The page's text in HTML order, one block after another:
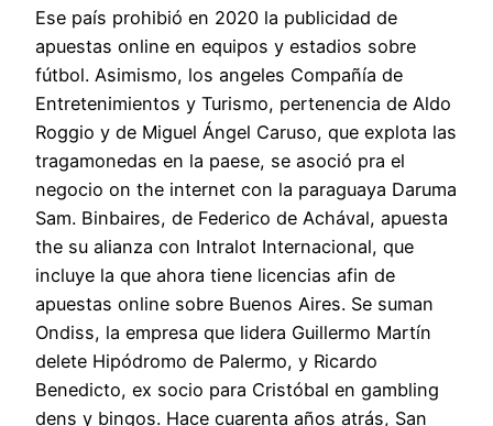
Ese país prohibió en 2020 la publicidad de
apuestas online en equipos y estadios sobre
fútbol. Asimismo, los angeles Compañía de
Entretenimientos y Turismo, pertenencia de Aldo
Roggio y de Miguel Ángel Caruso, que explota las
tragamonedas en la paese, se asoció pra el
negocio on the internet con la paraguaya Daruma
Sam. Binbaires, de Federico de Achával, apuesta
the su alianza con Intralot Internacional, que
incluye la que ahora tiene licencias afin de
apuestas online sobre Buenos Aires. Se suman
Ondiss, la empresa que lidera Guillermo Martín
delete Hipódromo de Palermo, y Ricardo
Benedicto, ex socio para Cristóbal en gambling
dens y bingos. Hace cuarenta años atrás, San